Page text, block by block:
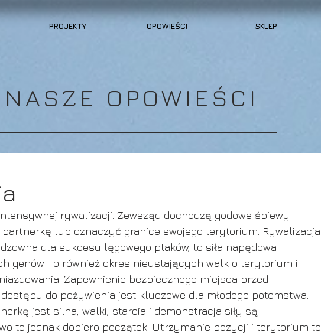
PROJEKTY OPOWIEŚCI SKLEP
NASZE OPOWIEŚCI
rywalizacji. Zewsząd dochodzą godowe śpiewy
lub oznaczyć granice swojego terytorium. Rywalizacja
dla sukcesu lęgowego ptaków, to siła napędowa
genów. To również okres nieustających walk o terytorium i
Zapewnienie bezpiecznego miejsca przed
do pożywienia jest kluczowe dla młodego potomstwa.
jest silna, walki, starcia i demonstracja siły są
to jednak dopiero początek. Utrzymanie pozycji i terytorium to